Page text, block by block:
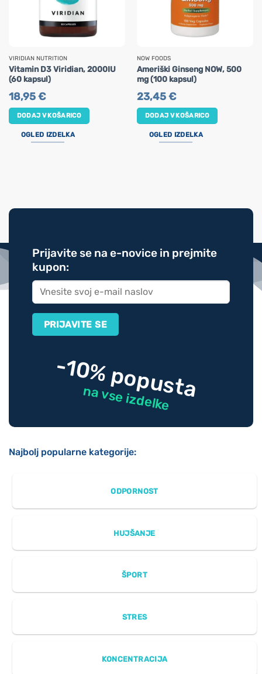
VIRIDIAN NUTRITION
Vitamin D3 Viridian, 2000IU
(60 kapsul)
18,95€
DODAJ V KOŠARICO
OGLED IZDELKA
NOW FOODS
Ameriški Ginseng NOW, 500
mg (100 kapsul)
23,45€
DODAJ V KOŠARICO
OGLED IZDELKA
Prijavite se na e-novice in prejmite
kupon:
-10% popusta
na vse izdelke
Najbolj popularne kategorije:
ODPORNOST
HUJŠANJE
ŠPORT
STRES
KONCENTRACIJA